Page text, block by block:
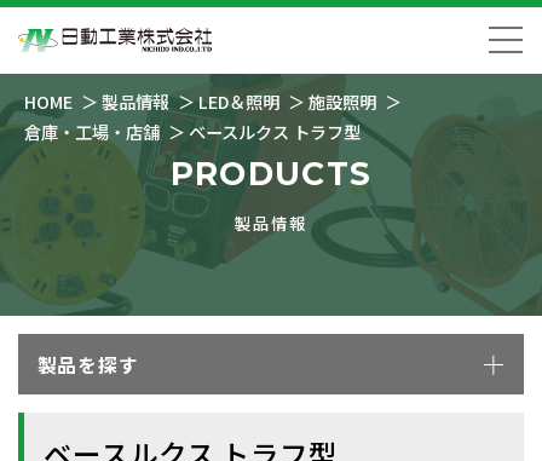
HOME 製品情報 LED＆照明
施設照明
倉庫・工場・店舗
ベースルクス トラフ型
PRODUCTS
製品情報
製品を探す